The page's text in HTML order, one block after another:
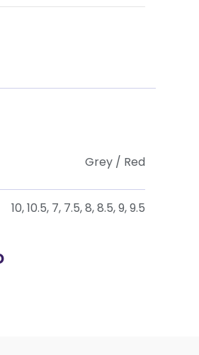
Grey / Red
10, 10.5, 7, 7.5, 8, 8.5, 9, 9.5